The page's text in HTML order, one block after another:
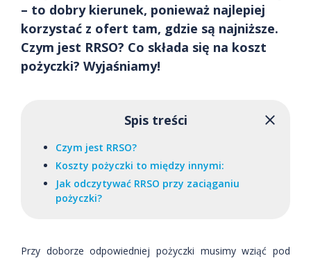
– to dobry kierunek, ponieważ najlepiej
korzystać z ofert tam, gdzie są najniższe.
Czym jest RRSO? Co składa się na koszt
pożyczki? Wyjaśniamy!
Spis treści
Czym jest RRSO?
Koszty pożyczki to między innymi:
Jak odczytywać RRSO przy zaciąganiu
pożyczki?
Przy doborze odpowiedniej pożyczki musimy wziąć pod